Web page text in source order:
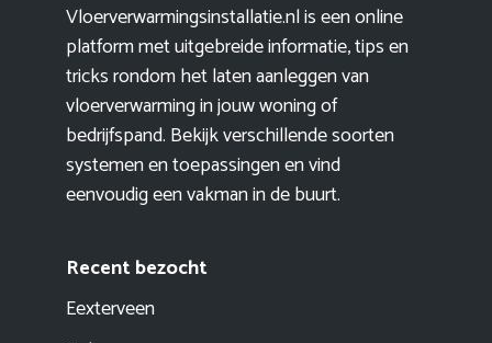
Vloerverwarmingsinstallatie.nl is een online
platform met uitgebreide informatie, tips en
tricks rondom het laten aanleggen van
vloerverwarming in jouw woning of
bedrijfspand. Bekijk verschillende soorten
systemen en toepassingen en vind
eenvoudig een vakman in de buurt.
Recent bezocht
Eexterveen